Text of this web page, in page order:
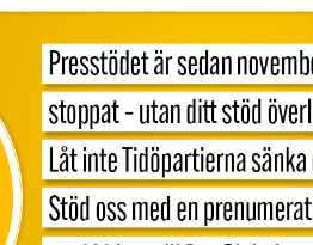
pågått, och alltfler röster hörs
steg arbeta för en bestående
igenom en lag som hindrar FN:s
flyktingar. Lagen
säkerhetsråd har efter detta
och agera efter FN:s